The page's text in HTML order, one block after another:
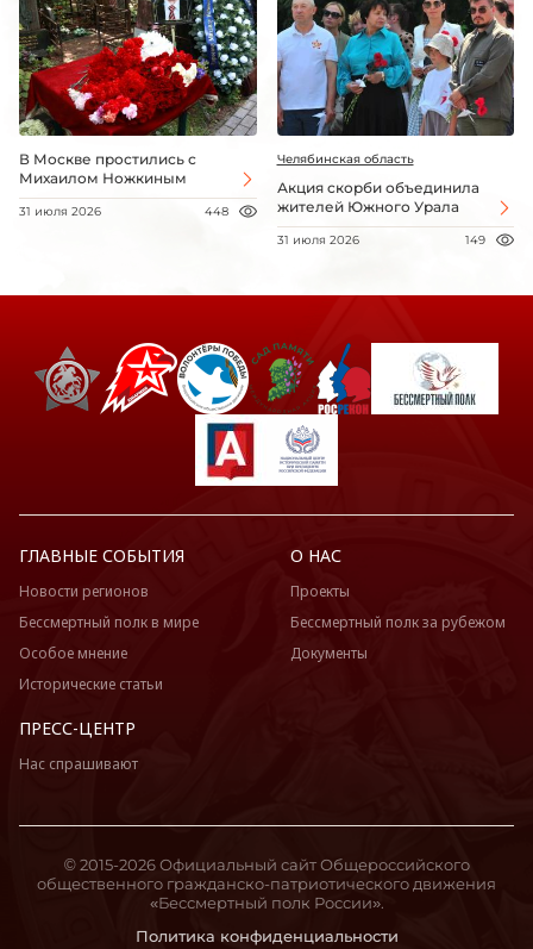
В Москве простились с
Михаилом Ножкиным
31 июля 2026 448
Челябинская область
Акция скорби объединила
жителей Южного Урала
31 июля 2026 149
ГЛАВНЫЕ СОБЫТИЯ
Новости регионов
Бессмертный полк в мире
Особое мнение
Исторические статьи
О НАС
Проекты
Бессмертный полк за рубежом
Документы
ПРЕСС-ЦЕНТР
Нас спрашивают
Политика конфиденциальности
© 2015-2026 Официальный сайт Общероссийского
общественного гражданско-патриотического движения
«Бессмертный полк России».